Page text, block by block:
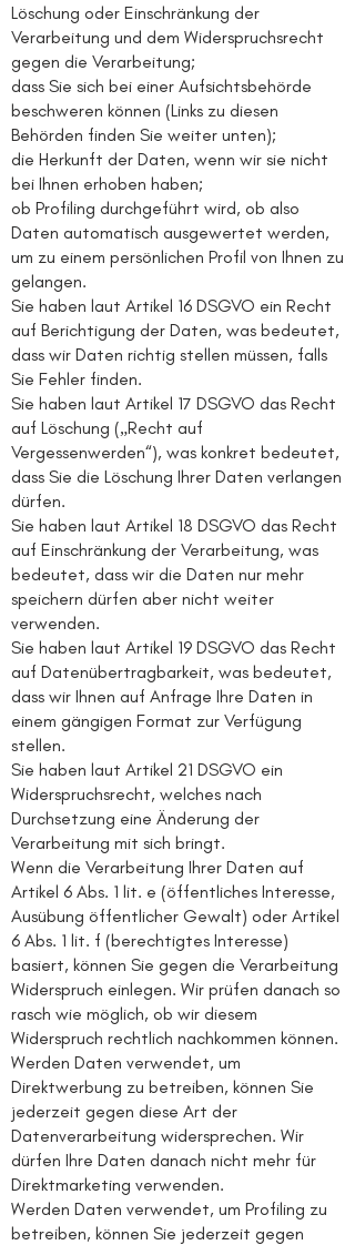
Löschung oder Einschränkung der
Verarbeitung und dem Widerspruchsrecht
gegen die Verarbeitung;
dass Sie sich bei einer Aufsichtsbehörde
beschweren können (Links zu diesen
Behörden finden Sie weiter unten);
die Herkunft der Daten, wenn wir sie nicht
bei Ihnen erhoben haben;
ob Profiling durchgeführt wird, ob also
Daten automatisch ausgewertet werden,
um zu einem persönlichen Profil von Ihnen zu
gelangen.
Sie haben laut Artikel 16 DSGVO ein Recht
auf Berichtigung der Daten, was bedeutet,
dass wir Daten richtig stellen müssen, falls
Sie Fehler finden.
Sie haben laut Artikel 17 DSGVO das Recht
auf Löschung („Recht auf
Vergessenwerden“), was konkret bedeutet,
dass Sie die Löschung Ihrer Daten verlangen
dürfen.
Sie haben laut Artikel 18 DSGVO das Recht
auf Einschränkung der Verarbeitung, was
bedeutet, dass wir die Daten nur mehr
speichern dürfen aber nicht weiter
verwenden.
Sie haben laut Artikel 19 DSGVO das Recht
auf Datenübertragbarkeit, was bedeutet,
dass wir Ihnen auf Anfrage Ihre Daten in
einem gängigen Format zur Verfügung
stellen.
Sie haben laut Artikel 21 DSGVO ein
Widerspruchsrecht, welches nach
Durchsetzung eine Änderung der
Verarbeitung mit sich bringt.
Wenn die Verarbeitung Ihrer Daten auf
Artikel 6 Abs. 1 lit. e (öffentliches Interesse,
Ausübung öffentlicher Gewalt) oder Artikel
6 Abs. 1 lit. f (berechtigtes Interesse)
basiert, können Sie gegen die Verarbeitung
Widerspruch einlegen. Wir prüfen danach so
rasch wie möglich, ob wir diesem
Widerspruch rechtlich nachkommen können.
Werden Daten verwendet, um
Direktwerbung zu betreiben, können Sie
jederzeit gegen diese Art der
Datenverarbeitung widersprechen. Wir
dürfen Ihre Daten danach nicht mehr für
Direktmarketing verwenden.
Werden Daten verwendet, um Profiling zu
betreiben, können Sie jederzeit gegen